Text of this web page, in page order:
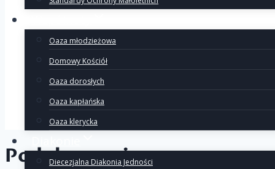
Oaza młodzieżowa
Domowy Kościół
Oaza dorosłych
Oaza kapłańska
Oaza klerycka
Diecezjalna Diakonia Jedności
wpisu
Poprzedni
Spływ kajakowy
Następny
Nowe pary odpowiedzialne
Podobne wpisy